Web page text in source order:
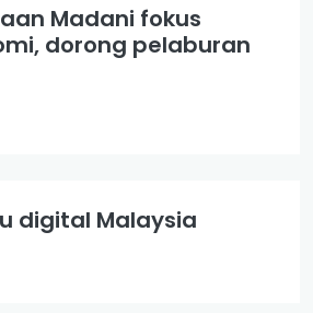
Madani fokus
dorong pelaburan
digital Malaysia